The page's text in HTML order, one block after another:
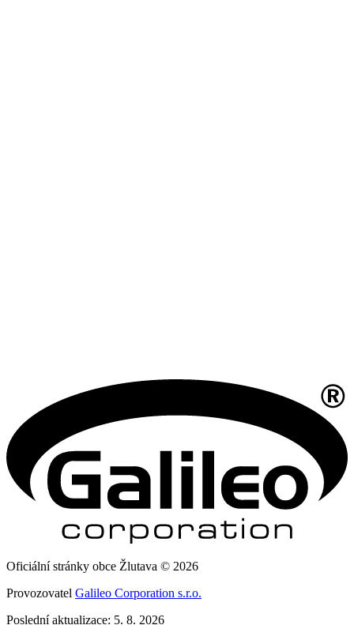
Oficiální stránky obce Žlutava © 2026
Provozovatel Galileo Corporation s.r.o.
Poslední aktualizace: 5. 8. 2026